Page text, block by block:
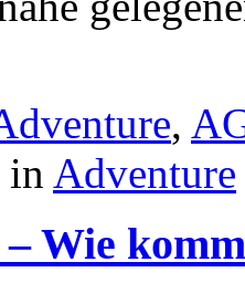
,
in Adventure
Wie